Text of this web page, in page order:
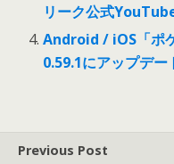
リーク公式
Android / iOS「ポ
0.59.1にアップデー
Previous Post